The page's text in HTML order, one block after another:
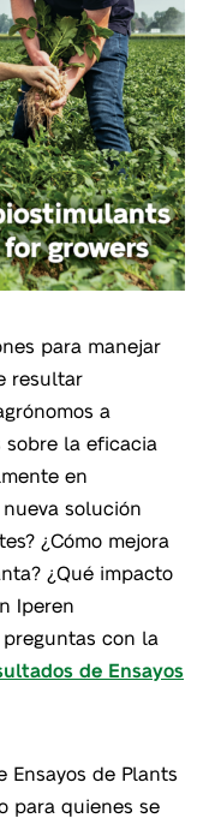
para manejar
resultar
a
la eficacia
en
solución
¿Cómo mejora
¿Qué impacto
Iperen
con la
de Ensayos
Ensayos de Plants
para quienes se